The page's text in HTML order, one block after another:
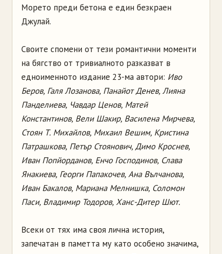
Морето преди бетона е един безкраен
Джулай.
Своите спомени от тези романтични моменти
на бягство от тривиалното разказват в
едноименното издание 23-ма автори: Иво
Беров, Галя Лозанова, Панайот Денев, Лияна
Панделиева, Чавдар Ценов, Матей
Константинов, Вели Шакир, Василена Мирчева,
Стоян Т. Михайлов, Михаил Вешим, Кристина
Патрашкова, Петър Стоянович, Димо Кроснев,
Иван Попйорданов, Енчо Господинов, Слава
Янакиева, Георги Папакочев, Ана Вълчанова,
Иван Бакалов, Мариана Мелнишка, Соломон
Паси, Владимир Тодоров, Ханс-Дитер Шют.
Всеки от тях има своя лична история,
запечатан в паметта му като особено значима,